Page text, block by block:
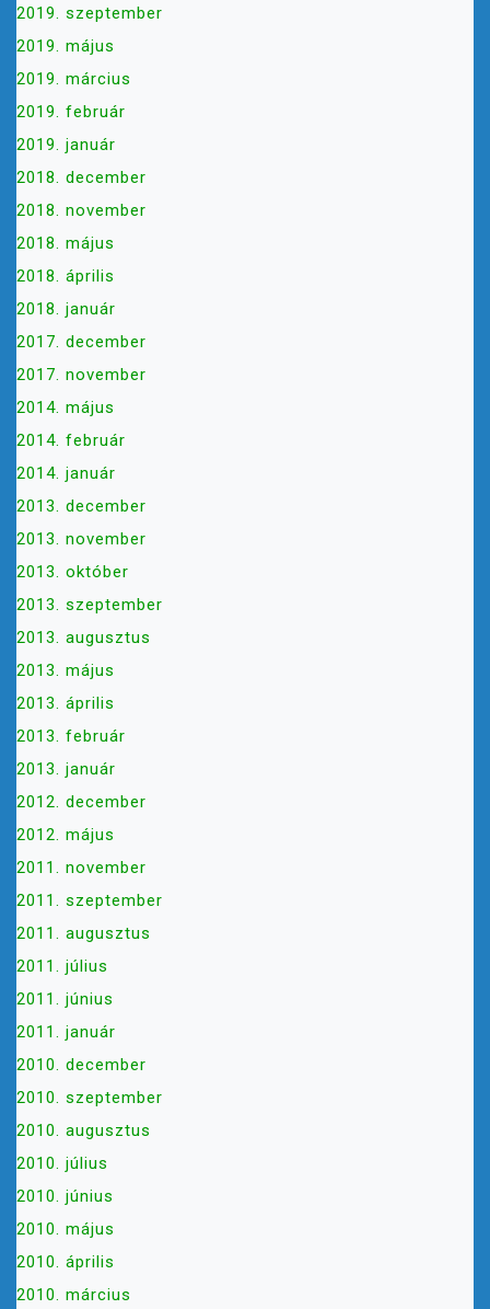
2019. szeptember
2019. május
2019. március
2019. február
2019. január
2018. december
2018. november
2018. május
2018. április
2018. január
2017. december
2017. november
2014. május
2014. február
2014. január
2013. december
2013. november
2013. október
2013. szeptember
2013. augusztus
2013. május
2013. április
2013. február
2013. január
2012. december
2012. május
2011. november
2011. szeptember
2011. augusztus
2011. július
2011. június
2011. január
2010. december
2010. szeptember
2010. augusztus
2010. július
2010. június
2010. május
2010. április
2010. március